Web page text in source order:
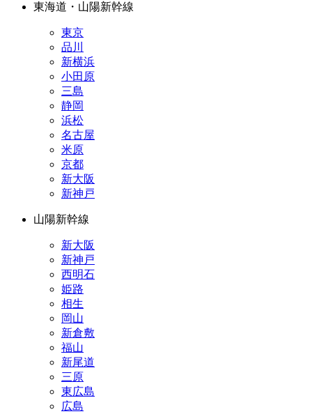
東海道・山陽新幹線
東京
品川
新横浜
小田原
三島
静岡
浜松
名古屋
米原
京都
新大阪
新神戸
山陽新幹線
新大阪
新神戸
西明石
姫路
相生
岡山
新倉敷
福山
新尾道
三原
東広島
広島